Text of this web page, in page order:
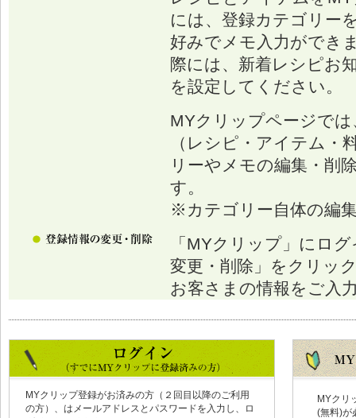
には、登録カテゴリー
好みでメモ入力ができ
際には、新着レシピお
を設定してください。
MYクリップページで
（レシピ・アイテム・
リーやメモの編集・削
す。
※カテゴリー自体の編
「MYクリップ」にロ
変更・削除」をクリッ
お客さまの情報をご入
MYクリップ登録がお済みの方（２回目以降のご利用
の方）、はメールアドレスとパスワードを入力し、ロ
MYクリ
(無料)が